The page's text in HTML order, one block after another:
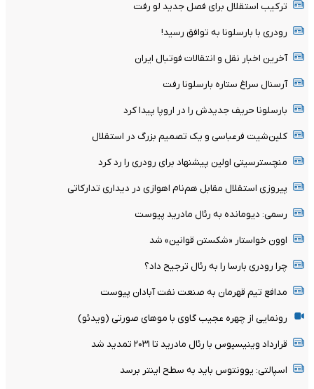
ترکیب استقلال برای فصل جدید لو رفت
رودری با بارسلونا به توافق رسید!
آخرین اخبار نقل و انتقالات فوتبال ایران
آرسنال سراغ ستاره بارسلونا رفت
بارسلونا حریف جدیدش را در اروپا پیدا کرد
کلین‌شیت فرعباسی و یک تصمیم بزرگ در استقلال
منچسترسیتی اولین پیشنهاد برای رودری را رد کرد
پیروزی استقلال مقابل هم‌نام اهوازی در دیداری تدارکاتی
رسمی: دیومانده به رئال مادرید پیوست
اوون خواستار «شکستن قوانین» شد
چرا رودری بارسا را به رئال ترجیح داد؟
مدافع تیم قهرمان به صنعت نفت آبادان پیوست
رونمایی از چهره عجیب گاوی با موهای صورتی (ویدئو)
قرارداد وینیسیوس با رئال مادرید تا ۲۰۳۱ تمدید شد
اسپالتی: یوونتوس باید به سطح اینتر برسد